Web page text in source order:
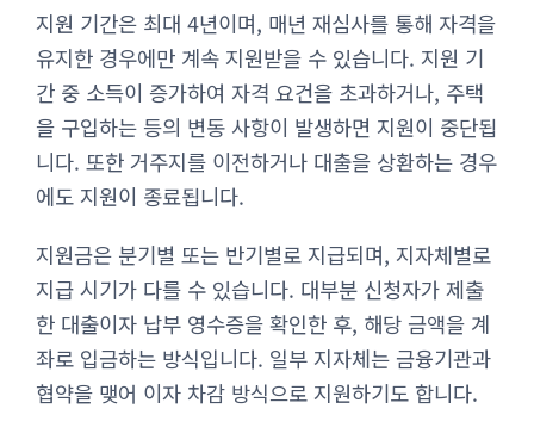
지원 기간은 최대 4년이며, 매년 재심사를 통해 자격을
유지한 경우에만 계속 지원받을 수 있습니다. 지원 기
간 중 소득이 증가하여 자격 요건을 초과하거나, 주택
을 구입하는 등의 변동 사항이 발생하면 지원이 중단됩
니다. 또한 거주지를 이전하거나 대출을 상환하는 경우
에도 지원이 종료됩니다.
지원금은 분기별 또는 반기별로 지급되며, 지자체별로
지급 시기가 다를 수 있습니다. 대부분 신청자가 제출
한 대출이자 납부 영수증을 확인한 후, 해당 금액을 계
좌로 입금하는 방식입니다. 일부 지자체는 금융기관과
협약을 맺어 이자 차감 방식으로 지원하기도 합니다.